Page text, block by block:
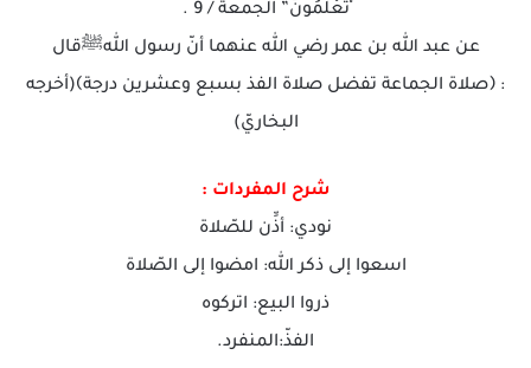
ْتَعْلَمُونَ” الجمعة / 9 .
عن عبد الله بن عمر رضي الله عنهما أنّ رسول اللهﷺقال
: ﴿صلاة الجماعة تفضل صلاة الفذ بسبع وعشرين درجة﴾(أخرجه
البخاريّ)
شرح المفردات :
نودي: أذِّن للصّلاة
اسعوا إلى ذكر الله: امضوا إلى الصّلاة
ذروا البيع: اتركوه
الفذّ:المنفرد.